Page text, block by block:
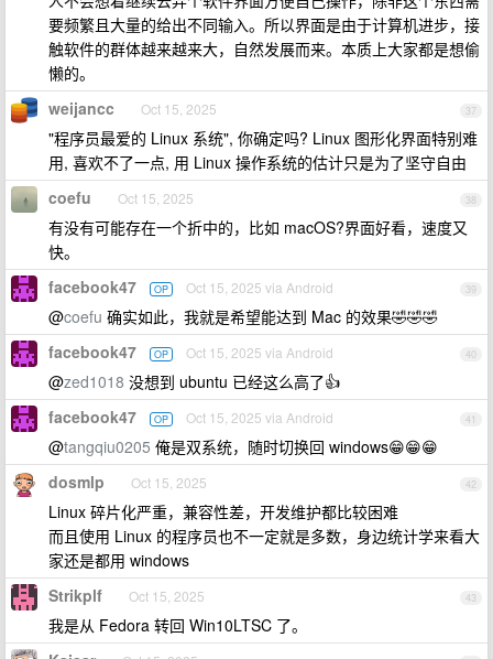
要频繁且大量的给出不同输入。所以界面是由于计算机进步，接
触软件的群体越来越来大，自然发展而来。本质上大家都是想偷
懒的。
37
weijancc Oct 15, 2025
"程序员最爱的 Linux 系统", 你确定吗? Linux 图形化界面特别难
用, 喜欢不了一点, 用 Linux 操作系统的估计只是为了坚守自由
38
coefu Oct 15, 2025
有没有可能存在一个折中的，比如 macOS?界面好看，速度又
快。
39
facebook47 OP Oct 15, 2025 via Android
@coefu 确实如此，我就是希望能达到 Mac 的效果🤣🤣🤣
40
facebook47 OP Oct 15, 2025 via Android
@zed1018 没想到 ubuntu 已经这么高了👍
41
facebook47 OP Oct 15, 2025 via Android
@tangqiu0205 俺是双系统，随时切换回 windows😁😁😁
42
dosmlp Oct 15, 2025
Linux 碎片化严重，兼容性差，开发维护都比较困难
而且使用 Linux 的程序员也不一定就是多数，身边统计学来看大
家还是都用 windows
43
Strikplf Oct 15, 2025
我是从 Fedora 转回 Win10LTSC 了。